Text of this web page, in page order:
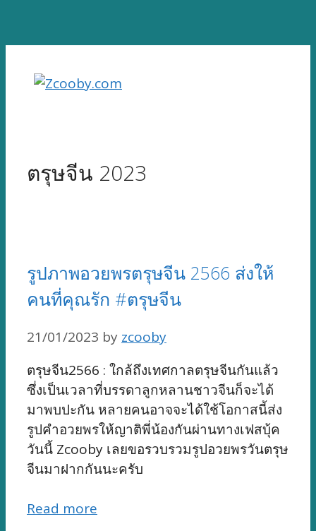
content
ตรุษจีน 2023
รูปภาพอวยพรตรุษจีน 2566 ส่งให้
คนที่คุณรัก #ตรุษจีน
21/01/2023 by zcooby
ตรุษจีน2566 : ใกล้ถึงเทศกาลตรุษจีนกันแล้ว
ซึ่งเป็นเวลาที่บรรดาลูกหลานชาวจีนก็จะได้
มาพบปะกัน หลายคนอาจจะได้ใช้โอกาสนี้ส่ง
รูปคำอวยพรให้ญาติพี่น้องกันผ่านทางเฟสบุ้ค
วันนี้ Zcooby เลยขอรวบรวมรูปอวยพรวันตรุษ
จีนมาฝากกันนะครับ
Read more